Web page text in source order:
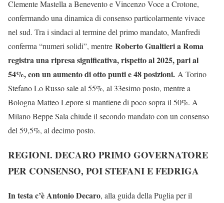
Clemente Mastella a Benevento e Vincenzo Voce a Crotone,
confermando una dinamica di consenso particolarmente vivace
nel sud. Tra i sindaci al termine del primo mandato, Manfredi
conferma “numeri solidi”, mentre Roberto Gualtieri a Roma
registra una ripresa significativa, rispetto al 2025, pari al
54%, con un aumento di otto punti e 48 posizioni. A Torino
Stefano Lo Russo sale al 55%, al 33esimo posto, mentre a
Bologna Matteo Lepore si mantiene di poco sopra il 50%. A
Milano Beppe Sala chiude il secondo mandato con un consenso
del 59,5%, al decimo posto.
REGIONI. DECARO PRIMO GOVERNATORE
PER CONSENSO, POI STEFANI E FEDRIGA
In testa c’è Antonio Decaro, alla guida della Puglia per il